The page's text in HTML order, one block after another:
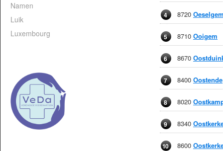
Namen
Luik
Luxembourg
4 8720
5 8710 Ooigem
6 8670
7 8400 Oostende
8 8020
9 8340
10 8600